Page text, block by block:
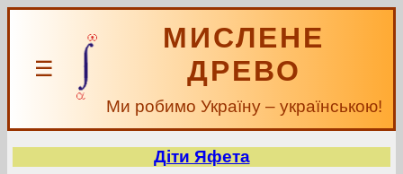
☰
МИСЛЕНЕ
ДРЕВО
Ми робимо Україну – українською!
Діти Яфета